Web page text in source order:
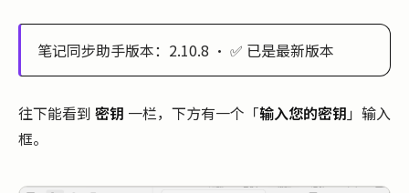
笔记同步助手版本：2.10.8 · ✅ 已是最新版本
往下能看到 密钥 一栏，下方有一个「输入您的密钥 」输入
框。